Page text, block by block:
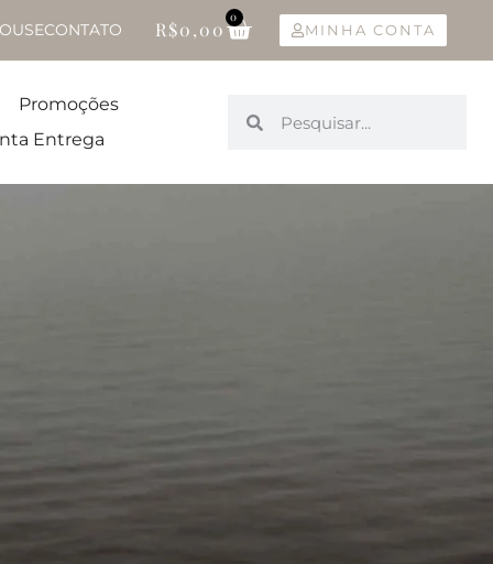
CONTATO R$0,00
0
MINHA CONTA
Promoções
Entrega